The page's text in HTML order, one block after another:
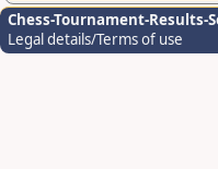
Chess-Tournament-Results-
Legal details/Terms of use